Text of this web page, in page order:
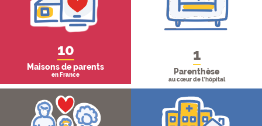
10
Maisons de parents
en France
1
Parenthèse
au cœur de l'hôpital